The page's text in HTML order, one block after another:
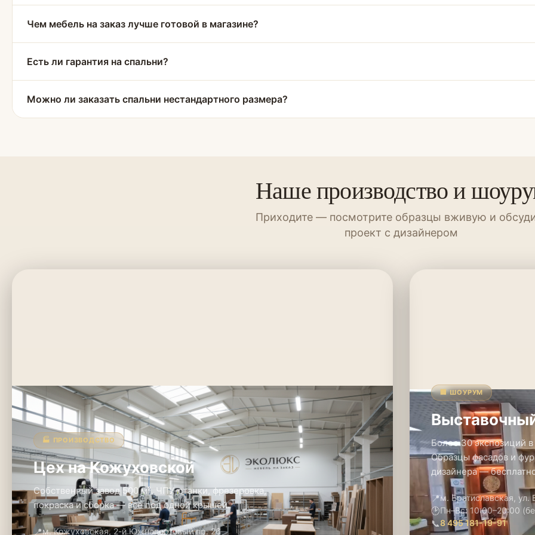
Чем мебель на заказ лучше готовой в магазине?
Есть ли гарантия на спальни?
Можно ли заказать спальни нестандартного размера?
Наше производство и
Приходите — посмотрите образцы вживую и
проект с дизайнером
🏭 ПРОИЗВОДСТВО
Цех на Кожуховской
Собственный завод 500 м². ЧПУ-станки, фрезеровка,
покраска и сборка — всё под одной крышей.
📍м. Кожуховская, 2-й Южнопортовый пр. 26
🏢 ШОУРУМ
Более 30 экспозиций
Образцы фасадов и
дизайнера —
📍м. Братиславская, ул.
🕑Пн–Вс: 10:00–20:00
📞8 495 181-19-91